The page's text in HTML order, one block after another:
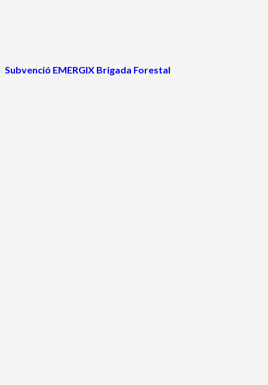
Subvenció EMERGIX Brigada Forestal